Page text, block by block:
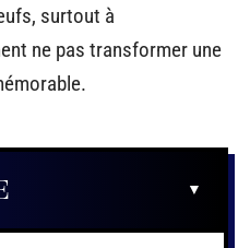
surtout à
ne pas transformer une